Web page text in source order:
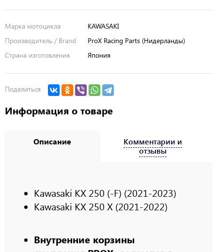
Марка мотоцикла
KAWASAKI
Производитель / Brand
ProX Racing Parts (Нидерланды)
Страна изготовления
Япония
Поделиться
Информация о товаре
Описание
Kawasaki KX 250 (-F) (2021-2023)
Kawasaki KX 250 X (2021-2022)
Внутренние корзины
Комментарии и
отзывы